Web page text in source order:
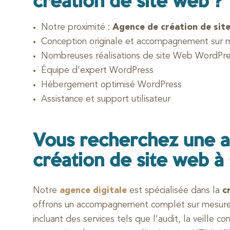
Notre proximité : Agence de création de
Conception originale et accompagnement sur
Nombreuses réalisations de site Web
Équipe d’expert WordPress
Hébergement optimisé WordPress
Assistance et support utilisateur
Vous recherchez une
création de site web à
Notre agence digitale est spécialisée dans la
offrons un accompagnement complet sur
incluant des services tels que l’audit, la veille